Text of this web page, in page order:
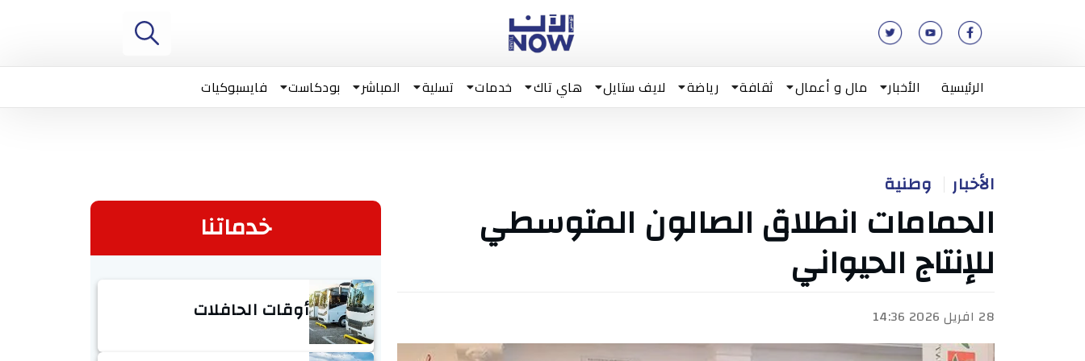
الرئيسية الأخبار مال و أعمال ثقافة رياضة لايف ستايل هاي تاك خدمات تسلية المباشر بودكاست فايسبوكيات
الأخبار وطنية
الحمامات انطلاق الصالون المتوسطي
للإنتاج الحيواني
28 افريل 2026 14:36
خدماتنا
أوقات الحافلات